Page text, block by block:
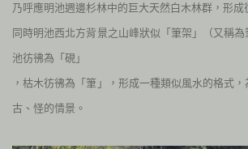
乃呼應明池週邊杉林中的巨大天然白木林群，形成
同時明池西北方背景之山峰狀似「筆架」 （又稱
池彷彿為「硯」
，枯木彷彿為「筆」，形成一種類似風水的格式，
古、怪的情景。